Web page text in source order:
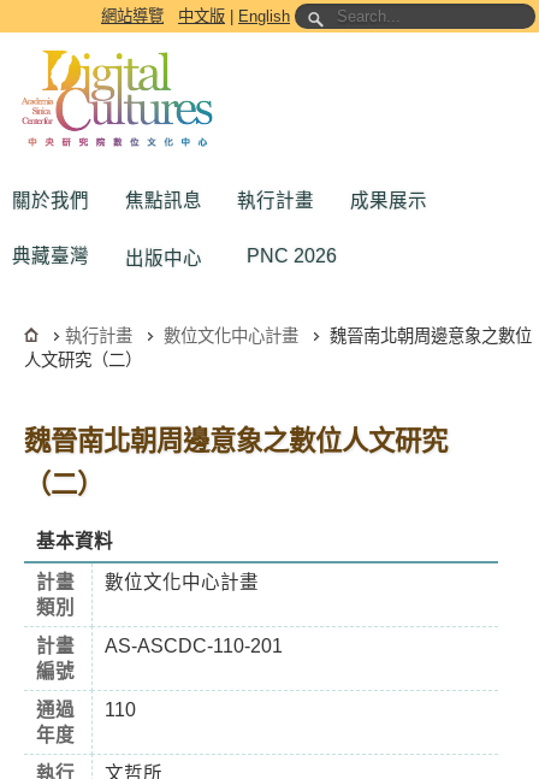
跳到主要內容區塊網站導覽 中文版 English
關於我們 焦點訊息 執行計畫 成果展示
典藏臺灣 出版中心 PNC 2026
執行計畫 數位文化中心計畫
魏晉南北朝周邊意象之數位
人文研究（二）
魏晉南北朝周邊意象之數位人文研究
（二）
基本資料
計畫
類別
數位文化中心計畫
計畫
編號
AS-ASCDC-110-201
通過
年度
110
執行
文哲所